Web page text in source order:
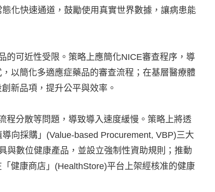
化快速通道，鼓勵使用真實世界數據，讓病患能
的可近性受限。策略上應簡化NICE審查程序，導
以簡化多適應症藥品的審查流程；在基層醫療體
新品項，提升公平與效率。
程分散等問題，導致導入速度緩慢。策略上將透
向採購」(Value-based Procurement, VBP)三大
與數位健康產品，並設立強制性資助規則；推動
健康商店」(HealthStore)平台上架經核准的健康